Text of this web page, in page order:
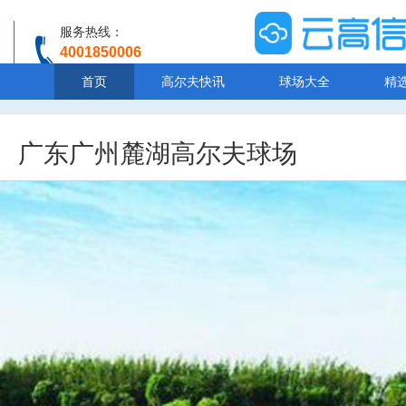
服务热线：
4001850006
首页 高尔夫快讯 球场大全 精
广东广州麓湖高尔夫球场